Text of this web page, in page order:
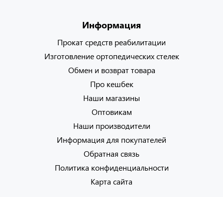
Информация
Прокат средств реабилитации
Изготовление ортопедических стелек
Обмен и возврат товара
Про кешбек
Наши магазины
Оптовикам
Наши производители
Информация для покупателей
Обратная связь
Политика конфиденциальности
Карта сайта